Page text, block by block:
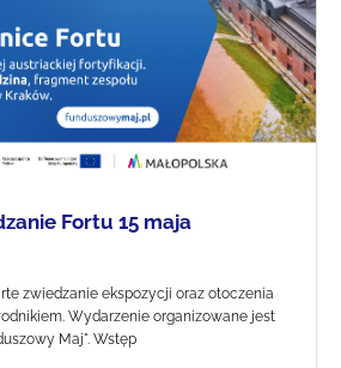
Fortu 15 maja
zwiedzanie ekspozycji oraz otoczenia
Wydarzenie organizowane jest
Maj". Wstęp